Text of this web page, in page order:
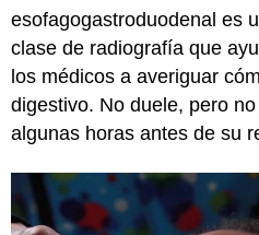
esofagogastroduodenal es
clase de radiografía que
los médicos a averiguar
digestivo. No duele, pero
algunas horas antes de su